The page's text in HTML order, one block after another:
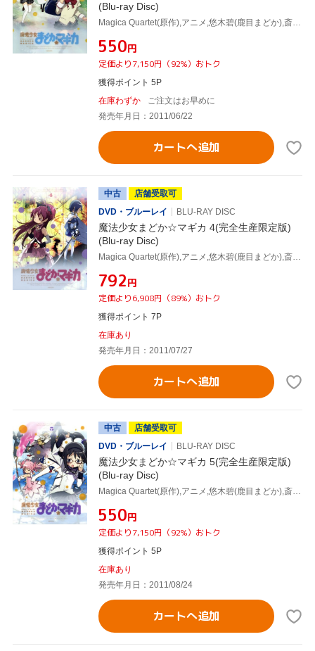
(Blu-ray Disc)
Magica Quartet(原作),アニメ,悠木碧(鹿目まどか),斎藤千和(暁美ほむら),喜多村英梨(美樹さやか),岸田隆宏(キャラクターデザイン),梶浦由記(音楽)
¥550円
定価より7,150円（92%）おトク
獲得ポイント 5P
在庫わずか
ご注文はお早めに
発売年月日：2011/06/22
カートへ追加
中古
店舗受取可
DVD・ブルーレイ
BLU-RAY DISC
魔法少女まどか☆マギカ 4(完全生産限定版)
(Blu-ray Disc)
Magica Quartet(原作),アニメ,悠木碧(鹿目まどか),斎藤千和(暁美ほむら),喜多村英梨(美樹さやか),岸田隆宏(キャラクターデザイン),梶浦由記(音楽)
¥792円
定価より6,908円（89%）おトク
獲得ポイント 7P
在庫あり
発売年月日：2011/07/27
カートへ追加
中古
店舗受取可
DVD・ブルーレイ
BLU-RAY DISC
魔法少女まどか☆マギカ 5(完全生産限定版)
(Blu-ray Disc)
Magica Quartet(原作),アニメ,悠木碧(鹿目まどか),斎藤千和(暁美ほむら),水橋かおり(巴マミ),岸田隆宏(キャラクターデザイン),梶浦由記(音楽)
¥550円
定価より7,150円（92%）おトク
獲得ポイント 5P
在庫あり
発売年月日：2011/08/24
カートへ追加